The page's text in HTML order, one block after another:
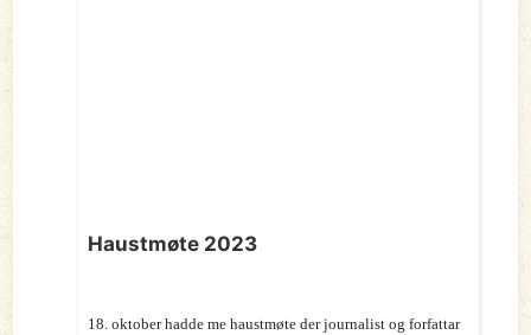
Haustmøte 2023
18. oktober hadde me haustmøte der journalist og forfattar